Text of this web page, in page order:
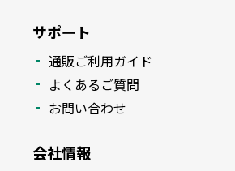
サポート
通販ご利用ガイド
よくあるご質問
お問い合わせ
会社情報